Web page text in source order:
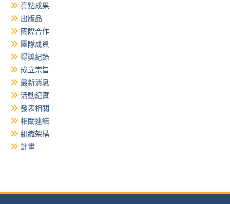
亮點成果
出版品
國際合作
團隊成員
得獎紀錄
成立宗旨
最新消息
活動紀實
發表相關
相關連結
組織架構
計畫